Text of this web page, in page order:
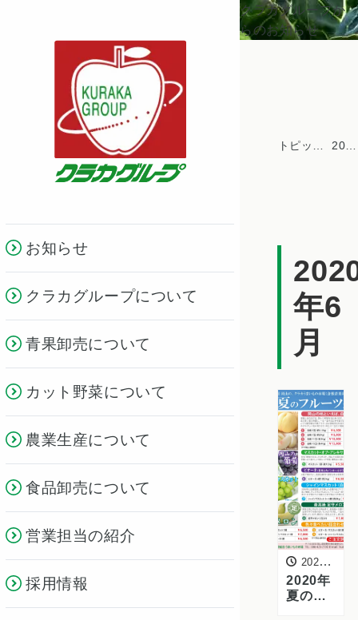
お知らせ
クラカグループについて
青果卸売について
カット野菜について
農業生産について
食品卸売について
営業担当の紹介
採用情報
クラカグループか
らのお知らせ
トピックス一覧 2020年
年6
月
2020年6月19日
2020年
夏のフ